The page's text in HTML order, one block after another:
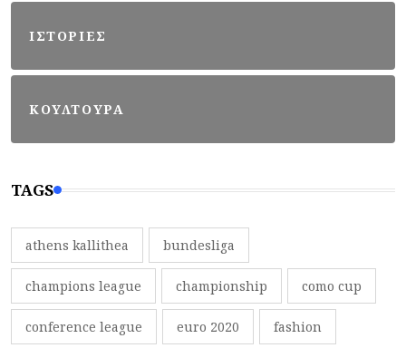
ΙΣΤΟΡΙΕΣ
ΚΟΥΛΤΟΥΡΑ
TAGS
athens kallithea bundesliga
champions league championship como cup
conference league euro 2020 fashion